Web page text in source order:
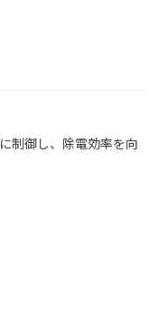
制御し、除電効率を向